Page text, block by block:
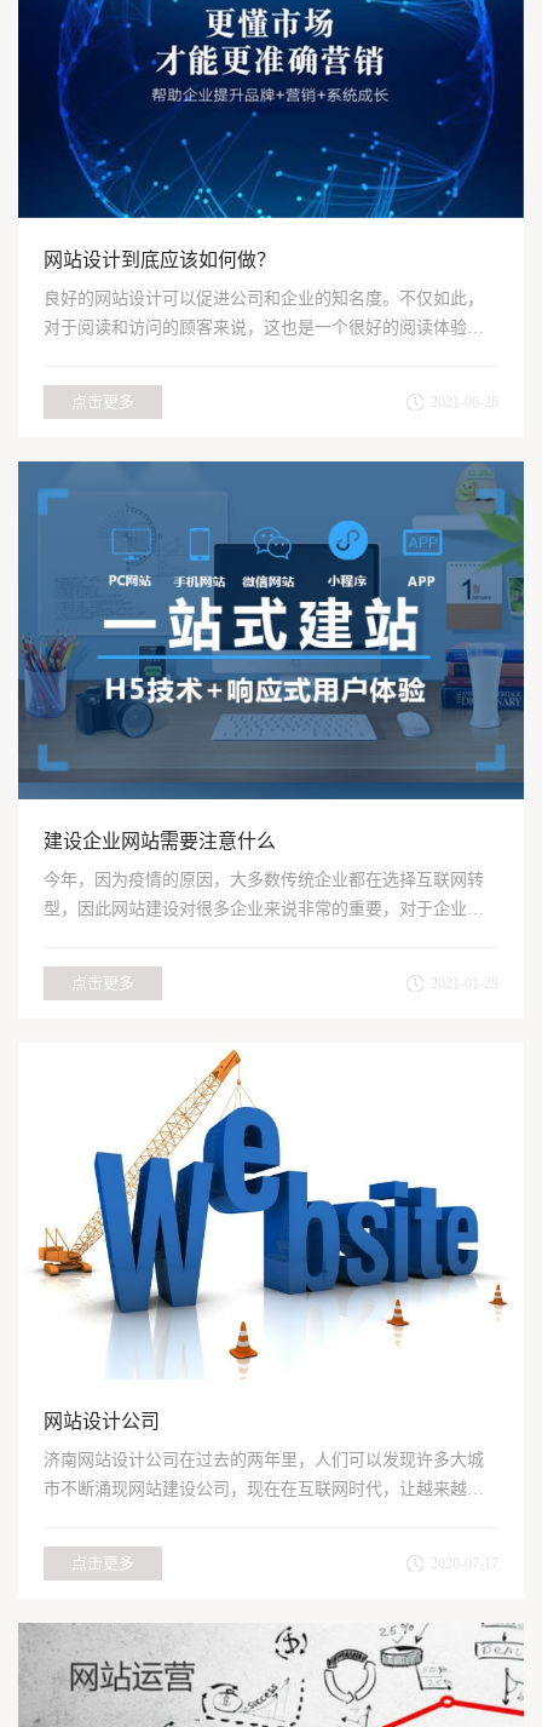
网站设计到底应该如何做？
良好的网站设计可以促进公司和企业的知名度。不仅如此，
对于阅读和访问的顾客来说，这也是一个很好的阅读体验。
点击更多 2021-06-26
建设企业网站需要注意什么
今年，因为疫情的原因，大多数传统企业都在选择互联网转
型，因此网站建设对很多企业来说非常的重要，对于企业网
点击更多 2021-01-29
网站设计公司
济南网站设计公司在过去的两年里，人们可以发现许多大城
市不断涌现网站建设公司，现在在互联网时代，让越来越多
点击更多 2020-07-17